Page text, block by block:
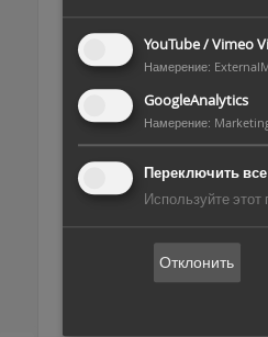
YouTube / Vimeo
Намерение:
GoogleAnalytics
Намерение:
Переключить
Используйте
Отклонить